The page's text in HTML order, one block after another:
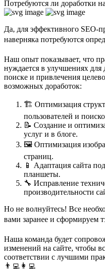
Потребуются ли доработки
Да, для эффективного SEO-
наверняка потребуются
Наш опыт показывает, что
нуждается в улучшениях
поиске и привлечения
возможных доработок:
🏗️ Оптимизация
пользователей и
📝 Создание и
услуг и в блоге.
🖼️ Оптимизация
страниц.
📱 Адаптация сайта
планшеты.
🔧 Исправление
производительности
Но не волнуйтесь! Все
вами заранее и сформируем
Наша команда будет
изменений на сайте, чтобы
соответствии с лучшими
👨‍💻👩‍💻